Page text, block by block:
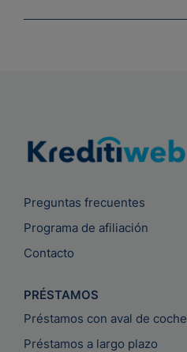
Preguntas frecuentes
Programa de afiliación
Contacto
PRÉSTAMOS
Préstamos con aval de coche
Préstamos a largo plazo